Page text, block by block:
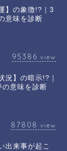
】の象徴!?｜3
意味を診断
95386 view
況】の暗示!?｜
意味を診断
87808 view
出来事が起こ